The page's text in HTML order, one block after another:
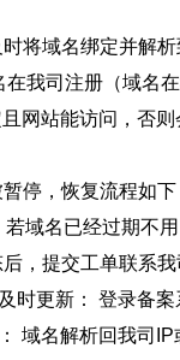
将域名绑定并解
我司注册（域名
网站能访问，否
停，恢复流程如下
域名已经过期不
，提交工单联系
时更新： 登录备案
域名解析回我司IP